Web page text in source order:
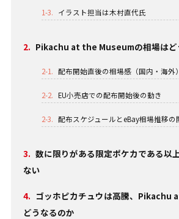
1-3. イラスト担当は木村直代氏
2. Pikachu at the Museumの相場はど
2-1. 配布開始直後の相場感（国内・海外）
2-2. EU小売店での配布開始後の動き
2-3. 配布スケジュールとeBay相場推移の
3. 数に限りがある限定ポケカである以
ない
4. ゴッホピカチュウは高騰、Pikachu
どうなるのか